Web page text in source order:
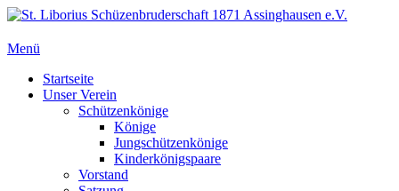
Zum
springen
St. Liborius Schüzenbruderschaft 1871 Assinghausen e.V.
Menü
Primäres
Menü
Startseite
Unser Verein
Schützenkönige
Könige
Jungschützenkönige
Kinderkönigspaare
Vorstand